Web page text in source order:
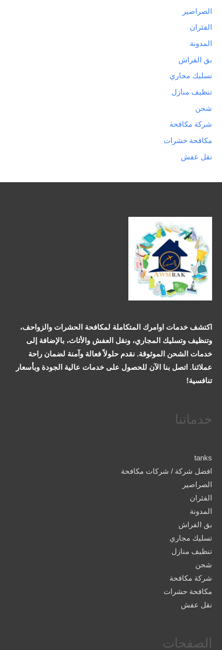
الصراصير
الفئران
المدونة
بق الفراش
تسليك مجاري
تنظيف منازل
شحن
شركة مكافحة
مكافحة حشرات
نقل عفش
اكتشف خدمات اوامرك المتكاملة لمكافحة الحشرات والزواحف،
وتنظيف وتسليك المجاري، ونقل العفش والأثاث، بالإضافة إلى
خدمات الشحن الموثوقة. نقدم حلولاً فعالة وآمنة لضمان راحة
عملائنا. اتصل بنا الآن للحصول على خدمات عالية الجودة وبأسعار
تنافسية!
خدماتنا
tanks
افضل شركة / شركات مكافحة
الصراصير
الفئران
المدونة
بق الفراش
تسليك مجاري
تنظيف منازل
شحن
شركة مكافحة
مكافحة حشرات
نقل عفش
الصفحات